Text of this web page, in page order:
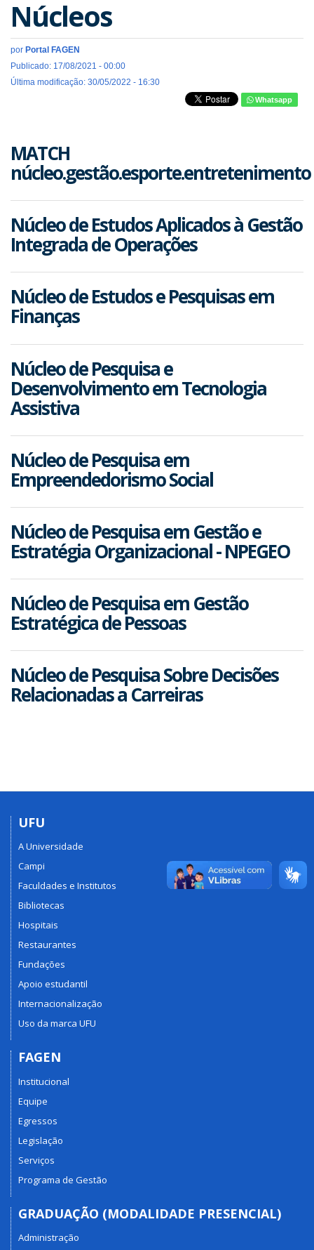
Núcleos
por Portal FAGEN
Publicado: 17/08/2021 - 00:00
Última modificação: 30/05/2022 - 16:30
Whatsapp
MATCH
núcleo.gestão.esporte.entretenimento
Núcleo de Estudos Aplicados à Gestão
Integrada de Operações
Núcleo de Estudos e Pesquisas em
Finanças
Núcleo de Pesquisa e
Desenvolvimento em Tecnologia
Assistiva
Núcleo de Pesquisa em
Empreendedorismo Social
Núcleo de Pesquisa em Gestão e
Estratégia Organizacional - NPEGEO
Núcleo de Pesquisa em Gestão
Estratégica de Pessoas
Núcleo de Pesquisa Sobre Decisões
Relacionadas a Carreiras
UFU
A Universidade
Campi
Faculdades e Institutos
Bibliotecas
Hospitais
Restaurantes
Fundações
Apoio estudantil
Internacionalização
Uso da marca UFU
FAGEN
Institucional
Equipe
Egressos
Legislação
Serviços
Programa de Gestão
GRADUAÇÃO (MODALIDADE PRESENCIAL)
Administração